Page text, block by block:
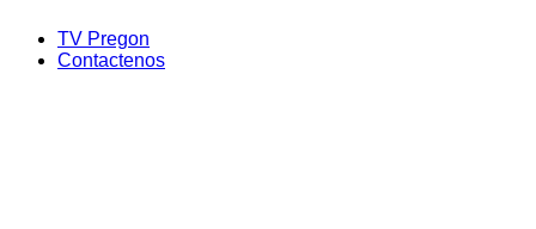
TV Pregon
Contactenos